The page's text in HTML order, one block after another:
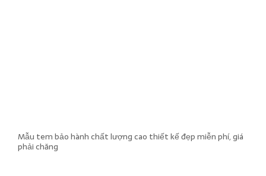
Mẫu tem bảo hành chất lượng cao thiết kế đẹp miễn phí, giá
phải chăng